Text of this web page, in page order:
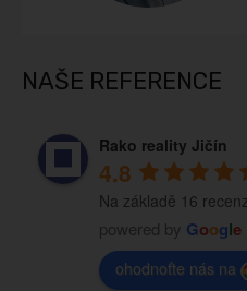
NAŠE REFERENCE
Rako reality Jičín
4.8
Na základě 16
powered by Google
ohodnoťte nás na